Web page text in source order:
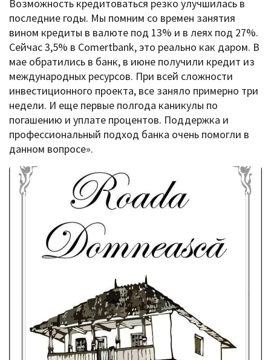
Возможность кредитоваться резко улучшилась в
последние годы. Мы помним со времен занятия
вином кредиты в валюте под 13% и в леях под 27%.
Сейчас 3,5% в Comertbank, это реально как даром. В
мае обратились в банк, в июне получили кредит из
международных ресурсов. При всей сложности
инвестиционного проекта, все заняло примерно три
недели. И еще первые полгода каникулы по
погашению и уплате процентов. Поддержка и
профессиональный подход банка очень помогли в
данном вопросе».